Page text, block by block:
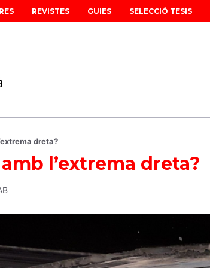
REVISTES GUIES SELECCIÓ TESIS
dreta?
l’extrema dreta?